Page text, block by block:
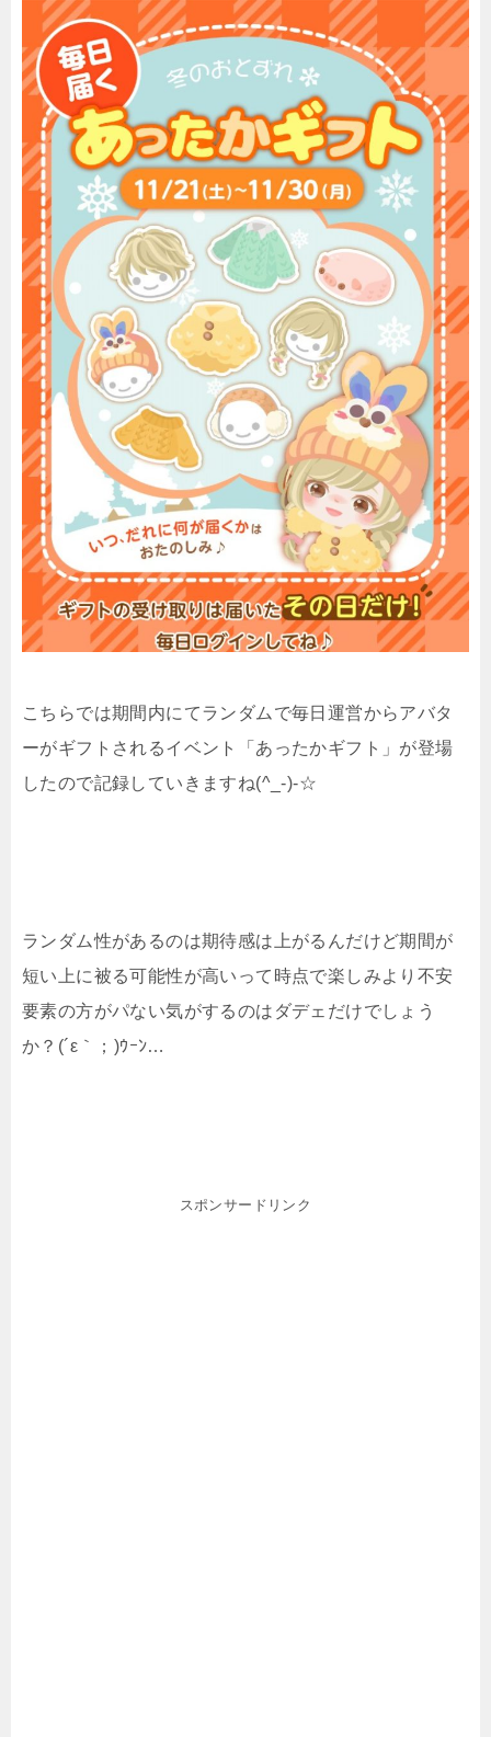
こちらでは期間内にてランダムで毎日運営からアバタ
ーがギフトされるイベント「あったかギフト」が登場
したので記録していきますね(^_-)-☆
ランダム性があるのは期待感は上がるんだけど期間が
短い上に被る可能性が高いって時点で楽しみより不安
要素の方がパない気がするのはダデェだけでしょう
か？(´ε｀；)ｳｰﾝ…
スポンサードリンク